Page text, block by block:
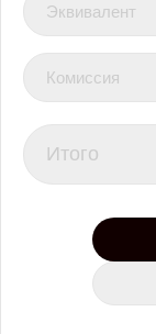
Эквивалент
Комиссия
Итого